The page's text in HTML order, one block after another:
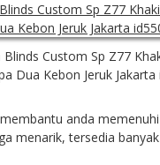
Blinds Custom Sp Z77
Dua Kebon Jeruk Jakarta
anda
menarik, tersedia